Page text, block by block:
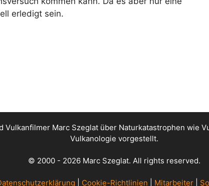
erledigt sein.
Marc Szeglat über Naturkatastrophen wie
Vulkanologie vorgestellt.
© 2000 - 2026 Marc Szeglat. All rights reserved.
Cookie-Richtlinien Mitarbeiter